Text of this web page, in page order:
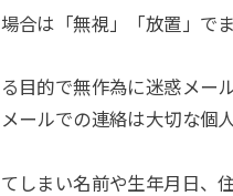
合は「無視」「放置」で
目的で無作為に迷惑メー
ールでの連絡は大切な個
しまい名前や生年月日、